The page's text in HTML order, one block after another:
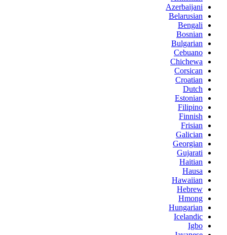
Azerbaijani
Belarusian
Bengali
Bosnian
Bulgarian
Cebuano
Chichewa
Corsican
Croatian
Dutch
Estonian
Filipino
Finnish
Frisian
Galician
Georgian
Gujarati
Haitian
Hausa
Hawaiian
Hebrew
Hmong
Hungarian
Icelandic
Igbo